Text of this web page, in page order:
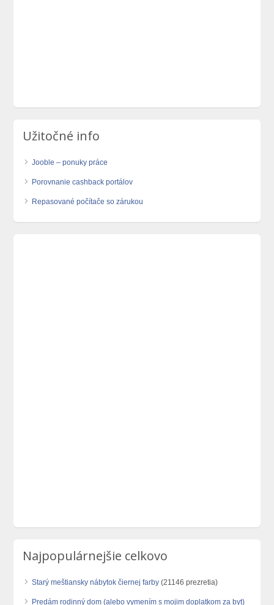
Užitočné info
Jooble – ponuky práce
Porovnanie cashback portálov
Repasované počítače so zárukou
Najpopulárnejšie celkovo
Starý meštiansky nábytok čiernej farby (21146 prezretia)
Predám rodinný dom (alebo vymením s mojim doplatkom za byt)